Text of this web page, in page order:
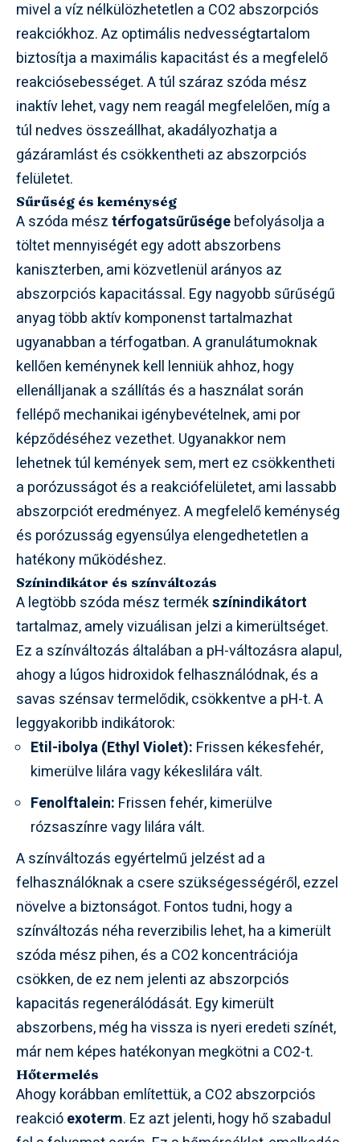
mivel a víz nélkülözhetetlen a CO2 abszorpciós
reakciókhoz. Az optimális nedvességtartalom
biztosítja a maximális kapacitást és a megfelelő
reakciósebességet. A túl száraz szóda mész
inaktív lehet, vagy nem reagál megfelelően, míg a
túl nedves összeállhat, akadályozhatja a
gázáramlást és csökkentheti az abszorpciós
felületet.
Sűrűség és keménység
A szóda mésztérfogatsűrűségebefolyásolja a
töltet mennyiségét egy adott abszorbens
kaniszterben, ami közvetlenül arányos az
abszorpciós kapacitással. Egy nagyobb sűrűségű
anyag több aktív komponenst tartalmazhat
ugyanabban a térfogatban. A granulátumoknak
kellően keménynek kell lenniük ahhoz, hogy
ellenálljanak a szállítás és a használat során
fellépő mechanikai igénybevételnek, ami por
képződéséhez vezethet. Ugyanakkor nem
lehetnek túl kemények sem, mert ez csökkentheti
a porózusságot és a reakciófelületet, ami lassabb
abszorpciót eredményez. A megfelelő keménység
és porózusság egyensúlya elengedhetetlen a
hatékony működéshez.
Színindikátor és színváltozás
A legtöbb szóda mész termékszínindikátort
tartalmaz, amely vizuálisan jelzi a kimerültséget.
Ez a színváltozás általában a pH-változásra alapul,
ahogy a lúgos hidroxidok felhasználódnak, és a
savas szénsav termelődik, csökkentve a pH-t. A
leggyakoribb indikátorok:
Etil-ibolya (Ethyl Violet): Frissen kékesfehér,
kimerülve lilára vagy kékeslilára vált.
Fenolftalein: Frissen fehér, kimerülve
rózsaszínre vagy lilára vált.
A színváltozás egyértelmű jelzést ad a
felhasználóknak a csere szükségességéről, ezzel
növelve a biztonságot. Fontos tudni, hogy a
színváltozás néha reverzibilis lehet, ha a kimerült
szóda mész pihen, és a CO2 koncentrációja
csökken, de ez nem jelenti az abszorpciós
kapacitás regenerálódását. Egy kimerült
abszorbens, még ha vissza is nyeri eredeti színét,
már nem képes hatékonyan megkötni a CO2-t.
Hőtermelés
Ahogy korábban említettük, a CO2 abszorpciós
reakcióexoterm. Ez azt jelenti, hogy hő szabadul